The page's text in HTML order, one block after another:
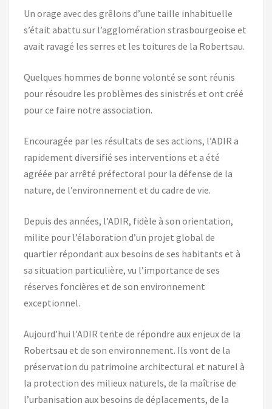
Un orage avec des grêlons d’une taille inhabituelle
s’était abattu sur l’agglomération strasbourgeoise et
avait ravagé les serres et les toitures de la Robertsau.
Quelques hommes de bonne volonté se sont réunis
pour résoudre les problèmes des sinistrés et ont créé
pour ce faire notre association.
Encouragée par les résultats de ses actions, l’ADIR a
rapidement diversifié ses interventions et a été
agréée par arrêté préfectoral pour la défense de la
nature, de l’environnement et du cadre de vie.
Depuis des années, l’ADIR, fidèle à son orientation,
milite pour l’élaboration d’un projet global de
quartier répondant aux besoins de ses habitants et à
sa situation particulière, vu l’importance de ses
réserves foncières et de son environnement
exceptionnel.
Aujourd’hui l’ADIR tente de répondre aux enjeux de la
Robertsau et de son environnement. Ils vont de la
préservation du patrimoine architectural et naturel à
la protection des milieux naturels, de la maîtrise de
l’urbanisation aux besoins de déplacements, de la